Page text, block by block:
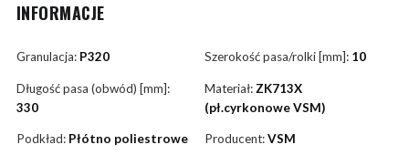
INFORMACJE
Granulacja: P320 Szerokość pasa/rolki [mm]: 10
Długość pasa (obwód) [mm]:
330
Materiał: ZK713X
(pł.cyrkonowe VSM)
Podkład: Płótno poliestrowe Producent:VSM